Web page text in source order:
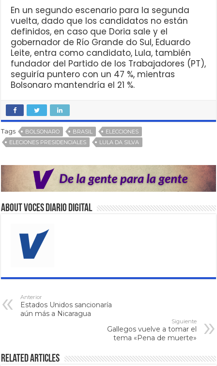
En un segundo escenario para la segunda
vuelta, dado que los candidatos no están
definidos, en caso que Doria sale y el
gobernador de Río Grande do Sul, Eduardo
Leite, entra como candidato, Lula, también
fundador del Partido de los Trabajadores (PT),
seguiría puntero con un 47 %, mientras
Bolsonaro mantendría el 21 %.
Tags BOLSONARO BRASIL
ELECCIONES
ELECIONES PRESIDENCIALES
LULA DA SILVA
About VOCES Diario digital
Anterior
Estados Unidos sancionaría
aún más a Nicaragua
Siguiente
Gallegos vuelve a tomar el
tema «Pena de muerte»
Related Articles